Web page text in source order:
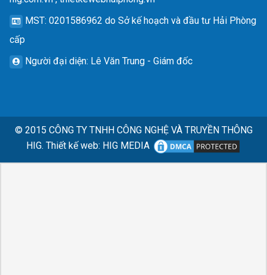
MST: 0201586962 do Sở kế hoạch và đầu tư Hải Phòng
cấp
Người đại diện: Lê Văn Trung - Giám đốc
© 2015 CÔNG TY TNHH CÔNG NGHỆ VÀ TRUYỀN THÔNG
HIG. Thiết kế web: HIG MEDIA